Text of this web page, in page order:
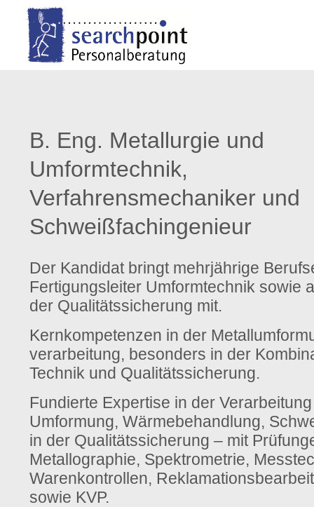
Login
Passwort
Anmelden
Register|Lost your
password?
24h
365days
We offer support for our
customers
Mon - Fri 8:00am -
(GMT +1)
B. Eng. Metallurgie und
Umformtechnik,
Verfahrensmechaniker und
Schweißfachingenieur
Der Kandidat bringt mehrjährige
Fertigungsleiter Umformtechnik sowie
der Qualitätssicherung mit.
Kernkompetenzen in der
verarbeitung, besonders in der
Technik und Qualitätssicherung.
Fundierte Expertise in der
Umformung, Wärmebehandlung,
in der Qualitätssicherung – mit
Metallographie, Spektrometrie,
Warenkontrollen,
sowie KVP.